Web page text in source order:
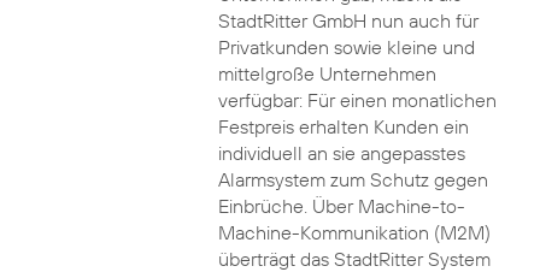
StadtRitter GmbH nun auch für
Privatkunden sowie kleine und
mittelgroße Unternehmen
verfügbar: Für einen monatlichen
Festpreis erhalten Kunden ein
individuell an sie angepasstes
Alarmsystem zum Schutz gegen
Einbrüche. Über Machine-to-
Machine-Kommunikation (M2M)
überträgt das StadtRitter System